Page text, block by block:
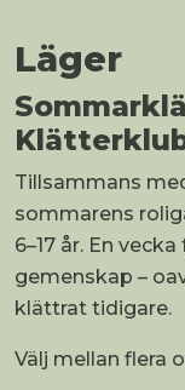
Läger
Tillsammans
sommarens
6–17 år. En
gemenskap –
klättrat tidigare.
Välj mellan flera